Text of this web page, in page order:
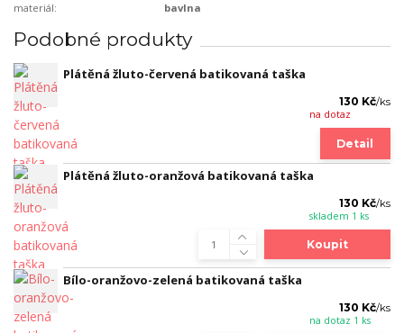
materiál:
bavlna
Podobné produkty
Plátěná žluto-červená batikovaná taška
130 Kč/ks
na dotaz
Detail
Plátěná žluto-oranžová batikovaná taška
130 Kč/ks
skladem 1 ks
Koupit
Bílo-oranžovo-zelená batikovaná taška
130 Kč/ks
na dotaz 1 ks